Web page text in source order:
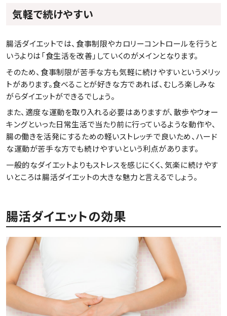
気軽で続けやすい
腸活ダイエットでは、食事制限やカロリーコントロールを行うと
いうよりは「食生活を改善」していくのがメインとなります。
そのため、食事制限が苦手な方も気軽に続けやすいというメリッ
トがあります。食べることが好きな方であれば、むしろ楽しみな
がらダイエットができるでしょう。
また、適度な運動を取り入れる必要はありますが、散歩やウォー
キングといった日常生活で当たり前に行っているような動作や、
腸の働きを活発にするための軽いストレッチで良いため、ハード
な運動が苦手な方でも続けやすいという利点があります。
一般的なダイエットよりもストレスを感じにくく、気楽に続けやす
いところは腸活ダイエットの大きな魅力と言えるでしょう。
腸活ダイエットの効果